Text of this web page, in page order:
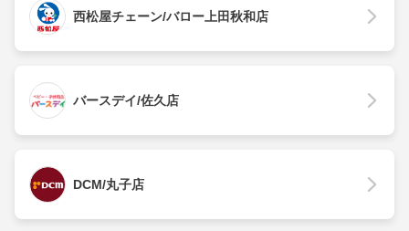
西松屋チェーン/バロー上田秋和店
バースデイ/佐久店
DCM/丸子店